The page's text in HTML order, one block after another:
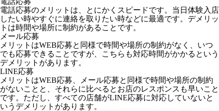
電話応募のメリットは、とにかくスピードです。当日体験入店
したい時やすぐに連絡を取りたい時などに最適です。デメリッ
トは時間や場所に制約があることです。
メール応募
メリットはWEB応募と同様で時間や場所の制約がなく、いつ
でも応募できることですが、こちらも対応時間がかかるという
デメリットがあります。
LINE応募
メリットはWEB応募、メール応募と同様で時間や場所の制約
がないことと、それらに比べるとお店のレスポンスも早いこと
です。ただし、すべての店舗がLINE応募に対応していないと
いうデメリットがあります。